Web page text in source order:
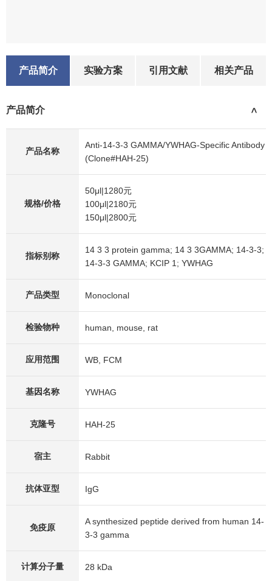
产品简介 实验方案 引用文献 相关产品
产品简介 >
产品名称
Anti-14-3-3 GAMMA/YWHAG-Specific Antibody
(Clone#HAH-25)
规格/价格
50μl|1280元
100μl|2180元
150μl|2800元
指标别称
14 3 3 protein gamma; 14 3 3GAMMA; 14-3-3;
14-3-3 GAMMA; KCIP 1; YWHAG
产品类型 Monoclonal
检验物种 human, mouse, rat
应用范围 WB, FCM
基因名称 YWHAG
克隆号 HAH-25
宿主 Rabbit
抗体亚型 IgG
免疫原
A synthesized peptide derived from human 14-
3-3 gamma
计算分子量 28 kDa